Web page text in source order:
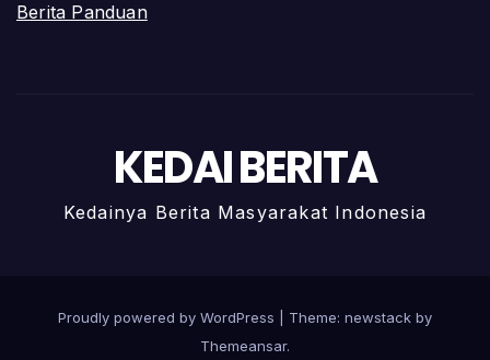
Berita Panduan
KEDAI BERITA
Kedainya Berita Masyarakat Indonesia
Proudly powered by WordPress
Theme: newstack by
Themeansar.